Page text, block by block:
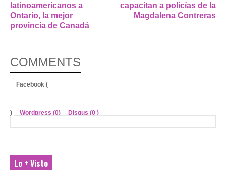
latinoamericanos a
Ontario, la mejor
provincia de Canadá
capacitan a policías de la
Magdalena Contreras
COMMENTS
Facebook (
) Wordpress (0) Disqus (0 )
Lo + Visto